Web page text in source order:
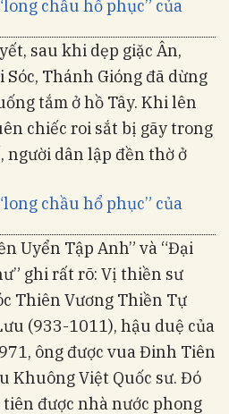
sau khi dẹp giặc Ân,
Thánh Gióng đã dừng
tắm ở hồ Tây. Khi lên
chiếc roi sắt bị gãy trong
người dân lập đền thờ ở
Uyển Tập Anh” và “Đại
ghi rất rõ: Vị thiền sư
Thiên Vương Thiền Tự
(933-1011), hậu duệ của
ông được vua Đinh Tiên
Khuông Việt Quốc sư. Đó
được nhà nước phong